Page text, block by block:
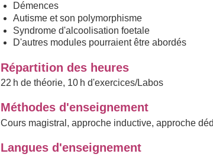
Démences
Autisme et son polymorphisme
Syndrome d'alcoolisation foetale
D'autres modules pourraient être abordés
Répartition des heures
22 h de théorie, 10 h d'exercices/Labos
Méthodes d'enseignement
Cours magistral, approche inductive, approche
Langues d'enseignement